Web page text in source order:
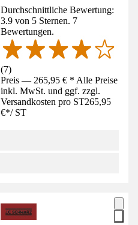
Durchschnittliche Bewertung:
3.9 von 5 Sternen. 7
Bewertungen.
(7)
Preis — 265,95 € * Alle Preise
inkl. MwSt. und ggf. zzgl.
Versandkosten pro ST265,95
€*/ ST